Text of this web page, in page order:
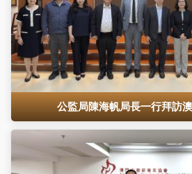
公監局陳海帆局長一行拜訪